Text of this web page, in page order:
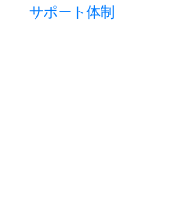
サポート体制